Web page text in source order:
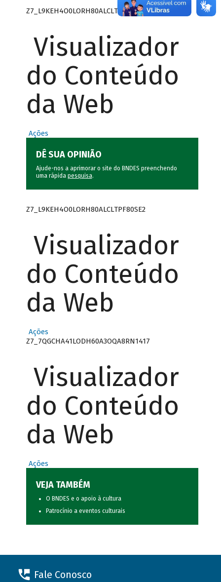
Z7_L9KEH4O0LORH80ALCLTPF80SE0
Visualizador
do Conteúdo
da Web
Ações
DÊ SUA OPINIÃO
Ajude-nos a aprimorar o site do BNDES preenchendo
uma rápida pesquisa.
Z7_L9KEH4O0LORH80ALCLTPF80SE2
Visualizador
do Conteúdo
da Web
Ações
Z7_7QGCHA41LODH60A3OQA8RN1417
Visualizador
do Conteúdo
da Web
Ações
VEJA TAMBÉM
O BNDES e o apoio à cultura
Patrocínio a eventos culturais
Fale Conosco